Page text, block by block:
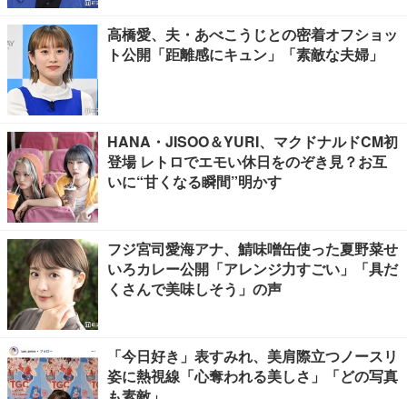
高橋愛、夫・あべこうじとの密着オフショッ
ト公開「距離感にキュン」「素敵な夫婦」
HANA・JISOO＆YURI、マクドナルドCM初
登場 レトロでエモい休日をのぞき見？お互
いに“甘くなる瞬間”明かす
フジ宮司愛海アナ、鯖味噌缶使った夏野菜せ
いろカレー公開「アレンジ力すごい」「具だ
くさんで美味しそう」の声
「今日好き」表すみれ、美肩際立つノースリ
姿に熱視線「心奪われる美しさ」「どの写真